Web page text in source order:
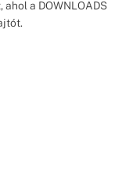
a DOWNLOADS